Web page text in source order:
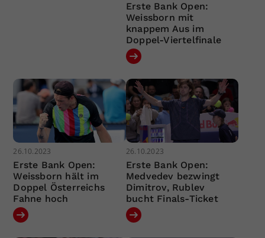
Erste Bank Open:
Weissborn mit
knappem Aus im
Doppel-Viertelfinale
26.10.2023
Erste Bank Open:
Weissborn hält im
Doppel Österreichs
Fahne hoch
26.10.2023
Erste Bank Open:
Medvedev bezwingt
Dimitrov, Rublev
bucht Finals-Ticket